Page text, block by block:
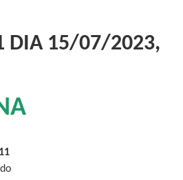
DIA 15/07/2023,